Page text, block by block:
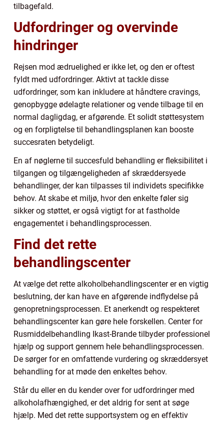
tilbagefald.
Udfordringer og overvinde
hindringer
Rejsen mod ædruelighed er ikke let, og den er oftest
fyldt med udfordringer. Aktivt at tackle disse
udfordringer, som kan inkludere at håndtere cravings,
genopbygge ødelagte relationer og vende tilbage til en
normal dagligdag, er afgørende. Et solidt støttesystem
og en forpligtelse til behandlingsplanen kan booste
succesraten betydeligt.
En af nøglerne til succesfuld behandling er fleksibilitet i
tilgangen og tilgængeligheden af skræddersyede
behandlinger, der kan tilpasses til individets specifikke
behov. At skabe et miljø, hvor den enkelte føler sig
sikker og støttet, er også vigtigt for at fastholde
engagementet i behandlingsprocessen.
Find det rette
behandlingscenter
At vælge det rette alkoholbehandlingscenter er en vigtig
beslutning, der kan have en afgørende indflydelse på
genopretningsprocessen. Et anerkendt og respekteret
behandlingscenter kan gøre hele forskellen. Center for
Rusmiddelbehandling Ikast-Brande tilbyder professionel
hjælp og support gennem hele behandlingsprocessen.
De sørger for en omfattende vurdering og skræddersyet
behandling for at møde den enkeltes behov.
Står du eller en du kender over for udfordringer med
alkoholafhængighed, er det aldrig for sent at søge
hjælp. Med det rette supportsystem og en effektiv